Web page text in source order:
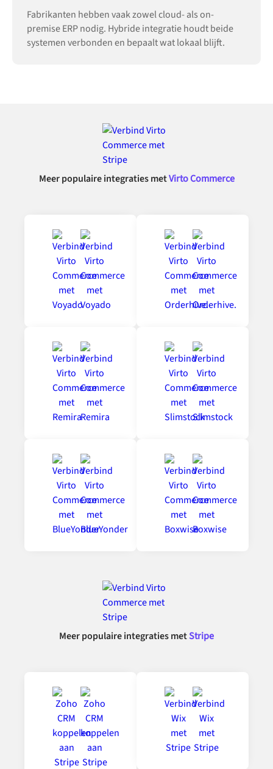
Fabrikanten hebben vaak zowel cloud- als on-
premise ERP nodig. Hybride integratie houdt beide
systemen verbonden en bepaalt wat lokaal blijft.
Meer populaire integraties metVirto Commerce
Meer populaire integraties metStripe